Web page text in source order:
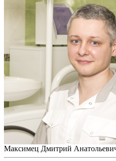
Максимец Дмитрий